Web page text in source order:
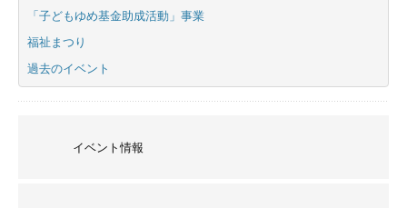
「子どもゆめ基金助成活動」事業
福祉まつり
過去のイベント
イベント情報